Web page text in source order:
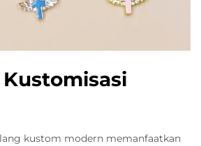
kustom modern memanfaatkan